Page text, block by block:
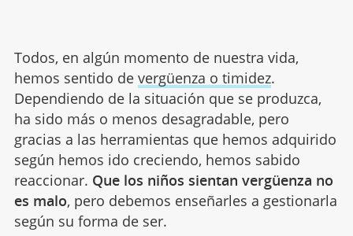
Todos, en algún momento de nuestra vida,
hemos sentido de vergüenza o timidez.
Dependiendo de la situación que se produzca,
ha sido más o menos desagradable, pero
gracias a las herramientas que hemos adquirido
según hemos ido creciendo, hemos sabido
reaccionar. Que los niños sientan vergüenza no
es malo, pero debemos enseñarles a gestionarla
según su forma de ser.